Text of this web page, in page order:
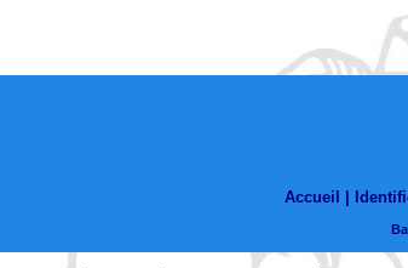
Accueil |